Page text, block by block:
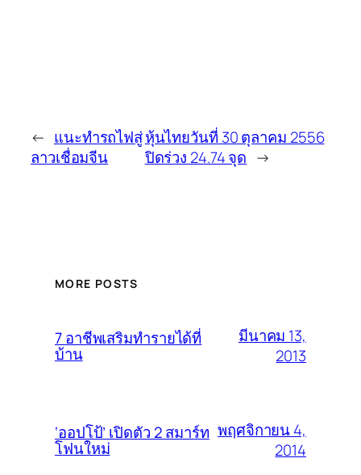
← แนะทำรถไฟสู่
ลาวเชื่อมจีน
หุ้นไทยวันที่ 30 ตุลาคม 2556
ปิดร่วง 24.74 จุด →
MORE POSTS
7 อาชีพเสริมทำรายได้ที่
บ้าน
มีนาคม 13,
2013
‘ออปโป้’ เปิดตัว 2 สมาร์ท
โฟนใหม่
พฤศจิกายน 4,
2014